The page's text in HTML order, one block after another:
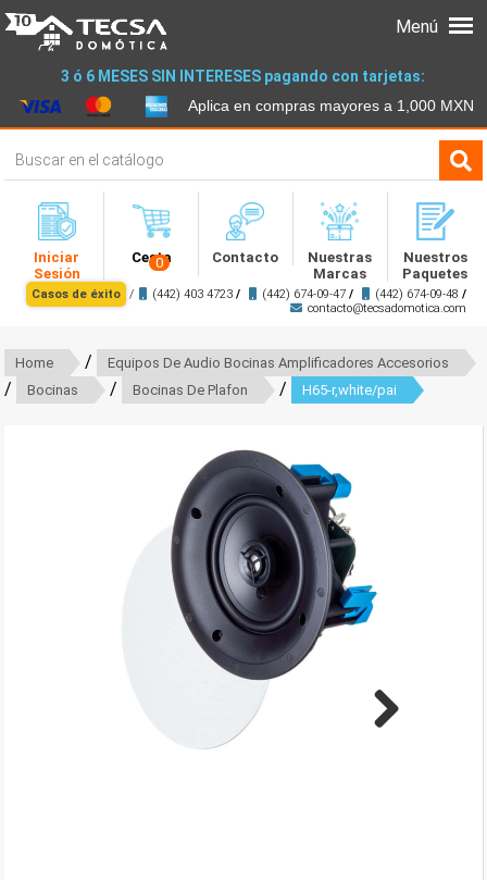
3 ó 6 MESES SIN INTERESES pagando con tarjetas:
Aplica en compras mayores a 1,000 MXN
Iniciar
Sesión
Cesta
0 Contacto
Nuestras
Marcas
Nuestros
Paquetes
Casos de éxito / (442) 403 4723 / (442) 674-09-47 / (442) 674-09-48 /
contacto@tecsadomotica.com
Menú
Home / Equipos De Audio Bocinas Amplificadores Accesorios
/ Bocinas / Bocinas De Plafon / H65-r,white/pai